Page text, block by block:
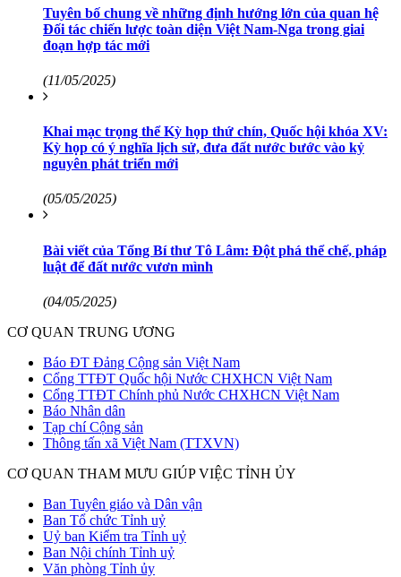
Tuyên bố chung về những định hướng lớn của quan hệ
Đối tác chiến lược toàn diện Việt Nam-Nga trong giai
đoạn hợp tác mới
(11/05/2025)
Khai mạc trọng thể Kỳ họp thứ chín, Quốc hội khóa XV:
Kỳ họp có ý nghĩa lịch sử, đưa đất nước bước vào kỷ
nguyên phát triển mới
(05/05/2025)
Bài viết của Tổng Bí thư Tô Lâm: Đột phá thể chế, pháp
luật để đất nước vươn mình
(04/05/2025)
CƠ QUAN TRUNG ƯƠNG
Báo ĐT Đảng Cộng sản Việt Nam
Cổng TTĐT Quốc hội Nước CHXHCN Việt Nam
Cổng TTĐT Chính phủ Nước CHXHCN Việt Nam
Báo Nhân dân
Tạp chí Cộng sản
Thông tấn xã Việt Nam (TTXVN)
CƠ QUAN THAM MƯU GIÚP VIỆC TỈNH ỦY
Ban Tuyên giáo và Dân vận
Ban Tổ chức Tỉnh uỷ
Uỷ ban Kiểm tra Tỉnh uỷ
Ban Nội chính Tỉnh uỷ
Văn phòng Tỉnh ủy